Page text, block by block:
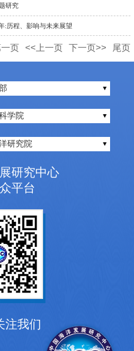
研究
:历程、影响与未来展望
页 <<上一页 下一页>> 尾页
学院
研究院
研究中心
平台
注我们